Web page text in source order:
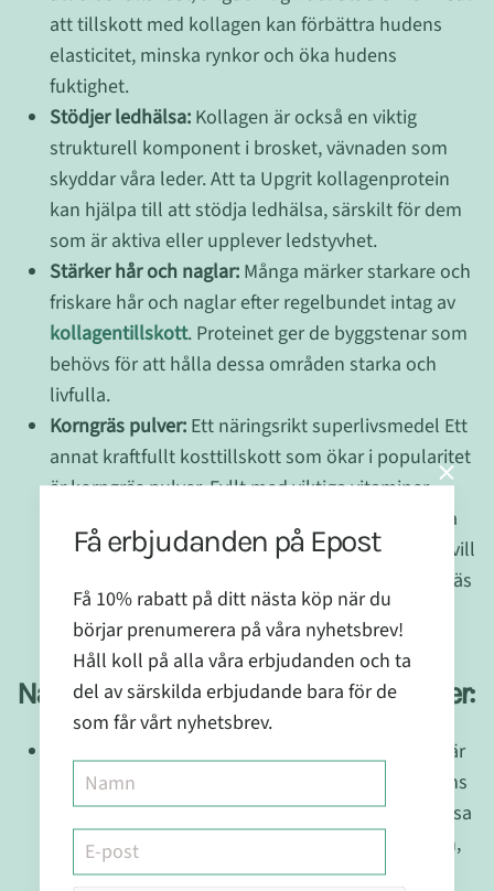
att tillskott med kollagen kan förbättra hudens
elasticitet, minska rynkor och öka hudens
fuktighet.
Stödjer ledhälsa: Kollagen är också en viktig
strukturell komponent i brosket, vävnaden som
skyddar våra leder. Att ta Upgrit kollagenprotein
kan hjälpa till att stödja ledhälsa, särskilt för dem
som är aktiva eller upplever ledstyvhet.
Stärker hår och naglar: Många märker starkare och
friskare hår och naglar efter regelbundet intag av
kollagentillskott. Proteinet ger de byggstenar som
behövs för att hålla dessa områden starka och
livfulla.
Korngräs pulver: Ett näringsrikt superlivsmedel Ett
annat kraftfullt kosttillskott som ökar i popularitet
är korngräs pulver. Fyllt med viktiga vitaminer,
mineraler och antioxidanter erbjuder detta gröna
superlivsmedel en mängd hälsofördelar. Om du vill
öka ditt dagliga intag av näringsämnen är korngräs
pulver ett bekvämt och mångsidigt alternativ.
Näringsfördelar med korngräs pulver:
Korngräs pulver är
laddat med vitaminer som A, C och K, tillsammans
med viktiga mineraler som järn ochkalcium
. Dessa
näringsämnen stödjer immunsystemets funktion,
förbättrar energinivåerna och främjar benhälsan.
Få erbjudanden på Epost
Få 10% rabatt på ditt nästa köp när du
börjar prenumerera på våra nyhetsbrev!
Håll koll på alla våra erbjudanden och ta
del av särskilda erbjudande bara för de
som får vårt nyhetsbrev.